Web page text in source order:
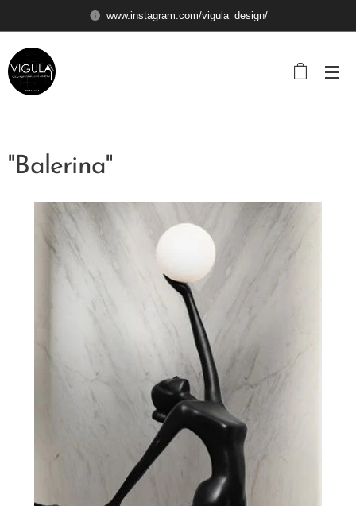
www.instagram.com/vigula_design/
''Balerina''